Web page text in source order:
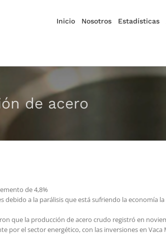
Inicio Nosotros Estadísticas
de acero
de 4,8%
debido a la parálisis que está sufriendo la economía
que la producción de acero crudo registró en
por el sector energético, con las inversiones en